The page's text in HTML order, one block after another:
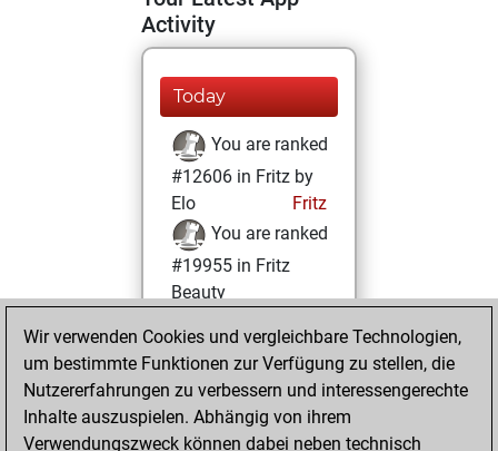
Activity
Today
You are ranked
#12606 in Fritz by
Elo
Fritz
You are ranked
#19955 in Fritz
Beauty
Donnerstag,
November 17,
2022
You achieved a
Wir verwenden Cookies und vergleichbare Technologien,
um bestimmte Funktionen zur Verfügung zu stellen, die
Nutzererfahrungen zu verbessern und interessengerechte
Inhalte auszuspielen. Abhängig von ihrem
Verwendungszweck können dabei neben technisch